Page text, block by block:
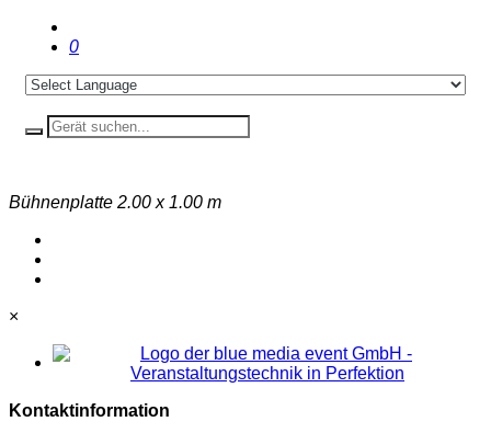
0
Bühnenplatte 2.00 x 1.00 m
×
Kontaktinformation